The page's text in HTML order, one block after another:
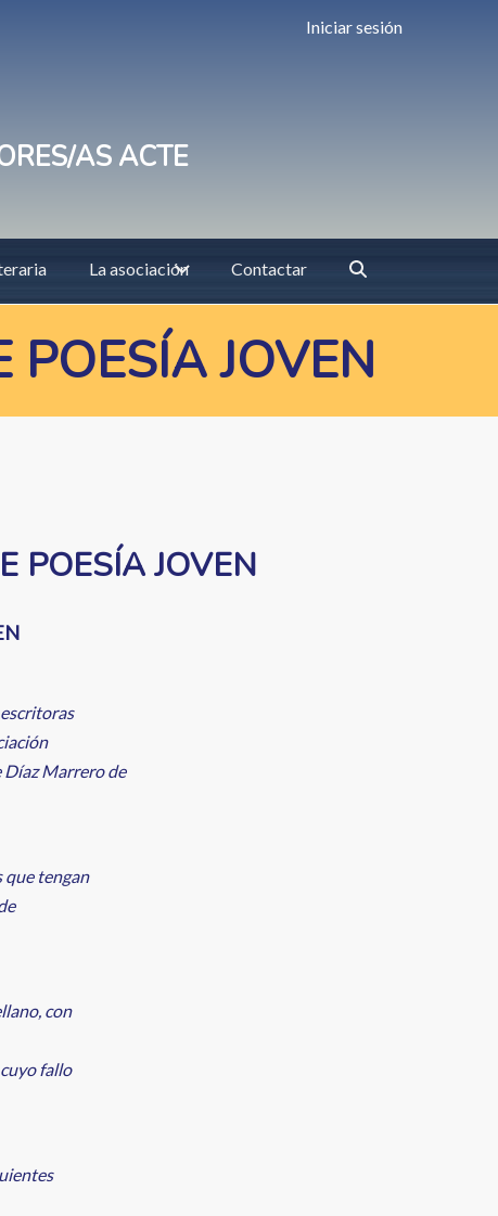
Iniciar sesión
AS ACTE
La asociación Contactar
JOVEN
POESÍA JOVEN
Díaz Marrero de
que tengan
con
fallo